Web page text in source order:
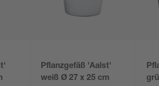
Pflanzgefäß 'Aalst'
weiß Ø 27 x 25 cm